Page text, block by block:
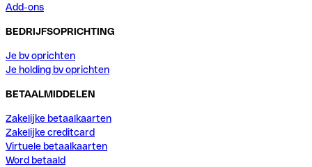
Add-ons
BEDRIJFSOPRICHTING
Je bv oprichten
Je holding bv oprichten
BETAALMIDDELEN
Zakelijke betaalkaarten
Zakelijke creditcard
Virtuele betaalkaarten
Word betaald